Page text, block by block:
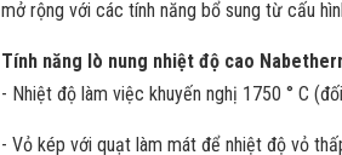
mở rộng với các tính năng bổ sung từ cấu
Tính năng lò nung nhiệt độ cao
- Nhiệt độ làm việc khuyến nghị 1750 ° C
- Vỏ kép với quạt làm mát để nhiệt độ vỏ